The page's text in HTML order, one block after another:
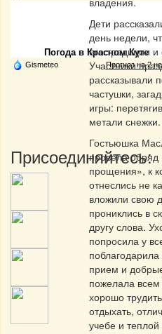
Частная
Погода в Красном Куте
Gismeteo Прогноз на 2
Присоединяйтесь:
Дети
день недели,
его традиции
Участники
рассказывали
частушки,
игры:
метали снежки.
Гостьюшка
провела обряд
прощения», к
отнеслись не
вложили свою
прониклись в
другу слова.
попросила у
прием и
пожелала всем
хорошо
отдыхать,
учебе и